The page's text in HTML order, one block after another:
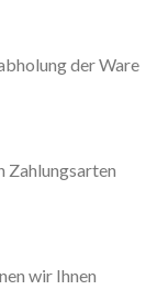
der Ware
Zahlungsarten
wir Ihnen